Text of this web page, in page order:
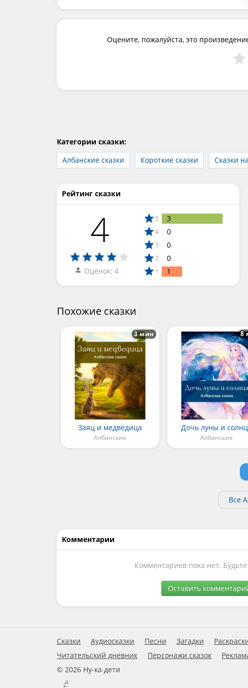
Оцените, пожалуйста, это
Категории сказки:
Албанские сказки
Короткие сказки Сказки
Рейтинг сказки
4
Оценок: 4
5 3
4 0
3 0
2 0
1 1
Похожие сказки
Заяц и медведица
Албанские
3 мин
Дочь луны и
Албанские
8
Все
Комментарии
Комментариев пока нет.
Оставить
Сказки Аудиосказки Песни Загадки
Читательский дневник
Персонажи сказок
© 2026 Ну-ка дети